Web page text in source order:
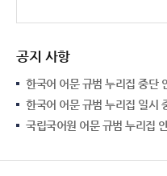
공지 사항
한국어 어문 규범 누리집 중단
한국어 어문 규범 누리집 일시
국립국어원 어문 규범 누리집